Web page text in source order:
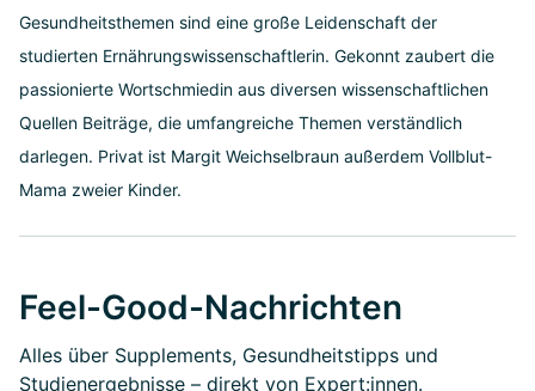
Gesundheitsthemen sind eine große Leidenschaft der
studierten Ernährungswissenschaftlerin. Gekonnt zaubert die
passionierte Wortschmiedin aus diversen wissenschaftlichen
Quellen Beiträge, die umfangreiche Themen verständlich
darlegen. Privat ist Margit Weichselbraun außerdem Vollblut-
Mama zweier Kinder.
Feel-Good-Nachrichten
Alles über Supplements, Gesundheitstipps und
Studienergebnisse – direkt von Expert:innen.